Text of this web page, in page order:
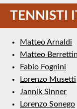
TENNISTI
Matteo Arnaldi
Matteo
Fabio Fognini
Lorenzo Musetti
Jannik Sinner
Lorenzo Sonego